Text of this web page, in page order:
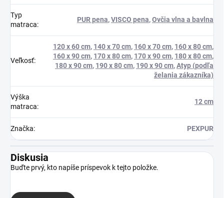
Typ
matraca:
PUR pena,VISCO pena,Ovčia vlna a bavlna
Veľkosť:
120 x 60 cm, 140 x 70 cm, 160 x 70 cm, 160 x 80 cm,
160 x 90 cm, 170 x 80 cm, 170 x 90 cm, 180 x 80 cm,
180 x 90 cm, 190 x 80 cm, 190 x 90 cm,Atyp (podľa
želania zákazníka)
Výška
matraca:
12 cm
Značka: PEXPUR
Diskusia
Buďte prvý, kto napíše príspevok k tejto položke.